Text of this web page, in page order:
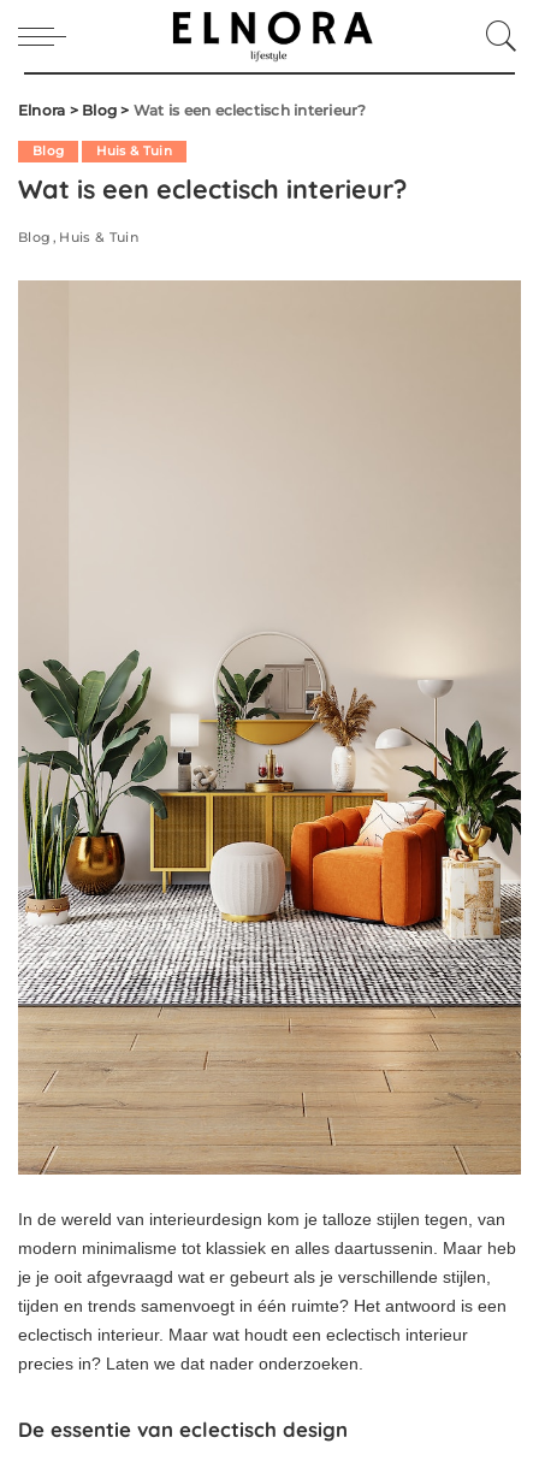
Elnora > Blog > Wat is een eclectisch interieur?
Blog Huis & Tuin
Wat is een eclectisch interieur?
Blog Huis & Tuin
In de wereld van interieurdesign kom je talloze stijlen tegen, van
modern minimalisme tot klassiek en alles daartussenin. Maar heb
je je ooit afgevraagd wat er gebeurt als je verschillende stijlen,
tijden en trends samenvoegt in één ruimte? Het antwoord is een
eclectisch interieur. Maar wat houdt een eclectisch interieur
precies in? Laten we dat nader onderzoeken.
De essentie van eclectisch design